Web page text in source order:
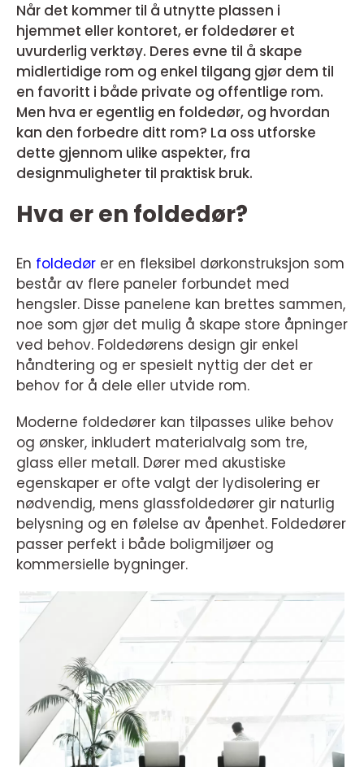
Når det kommer til å utnytte plassen i
hjemmet eller kontoret, er foldedører et
uvurderlig verktøy. Deres evne til å skape
midlertidige rom og enkel tilgang gjør dem til
en favoritt i både private og offentlige rom.
Men hva er egentlig en foldedør, og hvordan
kan den forbedre ditt rom? La oss utforske
dette gjennom ulike aspekter, fra
designmuligheter til praktisk bruk.
Hva er en foldedør?
En foldedør er en fleksibel dørkonstruksjon som
består av flere paneler forbundet med
hengsler. Disse panelene kan brettes sammen,
noe som gjør det mulig å skape store åpninger
ved behov. Foldedørens design gir enkel
håndtering og er spesielt nyttig der det er
behov for å dele eller utvide rom.
Moderne foldedører kan tilpasses ulike behov
og ønsker, inkludert materialvalg som tre,
glass eller metall. Dører med akustiske
egenskaper er ofte valgt der lydisolering er
nødvendig, mens glassfoldedører gir naturlig
belysning og en følelse av åpenhet. Foldedører
passer perfekt i både boligmiljøer og
kommersielle bygninger.